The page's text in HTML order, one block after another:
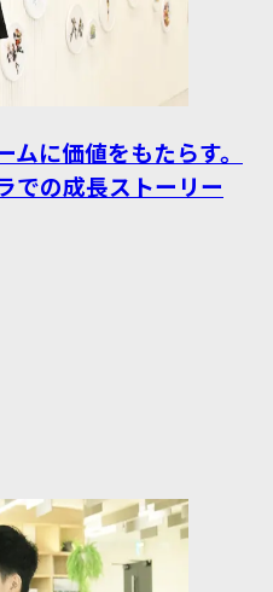
に価値をもたらす。
での成長ストーリー